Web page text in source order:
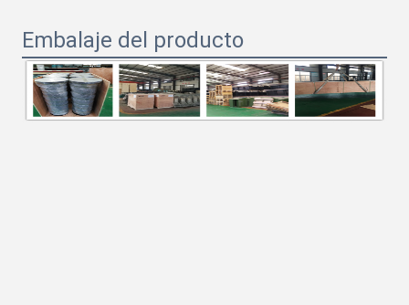
Embalaje del producto